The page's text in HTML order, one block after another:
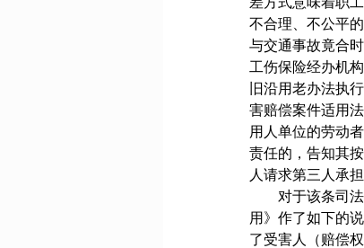
不合理、不公平
与交通事故竟合
工伤保险经办机
旧沿用老办法执
害赔偿案件适用
用人单位的劳动
责任的，告知其
人请求第三人承
对于该条司
用》作了如下的说
了受害人（赔偿